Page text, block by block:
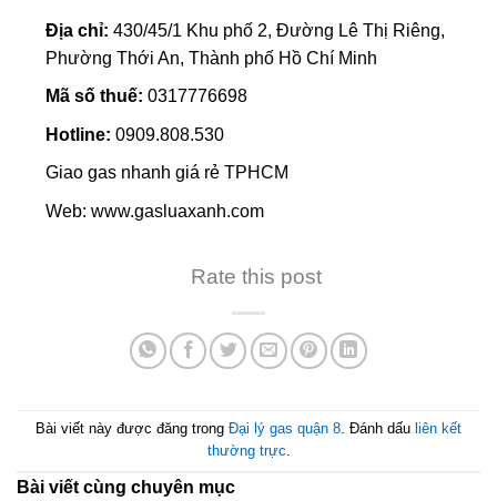
Địa chỉ: 430/45/1 Khu phố 2, Đường Lê Thị Riêng,
Phường Thới An, Thành phố Hồ Chí Minh
Mã số thuế: 0317776698
Hotline: 0909.808.530
Giao gas nhanh giá rẻ TPHCM
Web: www.gasluaxanh.com
Rate this post
Bài viết này được đăng trong Đại lý gas quận 8. Đánh dấu liên kết
thường trực.
Bài viết cùng chuyên mục